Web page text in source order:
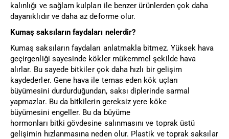
kalınlığı ve sağlam kulpları ile benzer ürünlerden çok daha
dayanıklıdır ve daha az deforme olur.
Kumaş saksıların faydaları nelerdir?
Kumaş saksıların faydaları anlatmakla bitmez. Yüksek hava
geçirgenliği sayesinde kökler mükemmel şekilde hava
alırlar. Bu sayede bitkiler çok daha hızlı bir gelişim
kaydederler. Gene hava ile temas eden kök uçları
büyümesini durdurduğundan, saksı diplerinde sarmal
yapmazlar. Bu da bitkilerin gereksiz yere köke
büyümesini engeller. Bu da büyüme
hormonları bitki gövdesine salınmasını ve toprak üstü
gelişimin hızlanmasına neden olur. Plastik ve toprak saksılar